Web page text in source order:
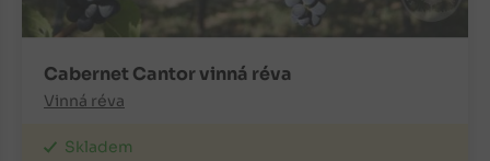
Cabernet Cantor vinná réva
Vinná réva
Skladem